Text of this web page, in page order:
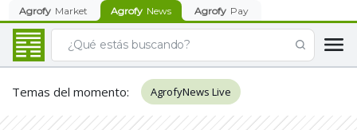
Agrofy Market Agrofy News Agrofy Pay
Temas del momento: AgrofyNews Live